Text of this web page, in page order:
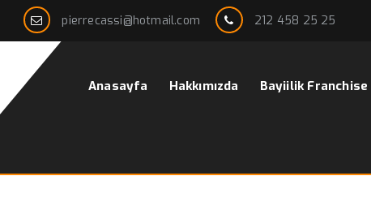
pierrecassi@hotmail.com 212 458 25 25
Anasayfa Hakkımızda Bayiilik Franchise